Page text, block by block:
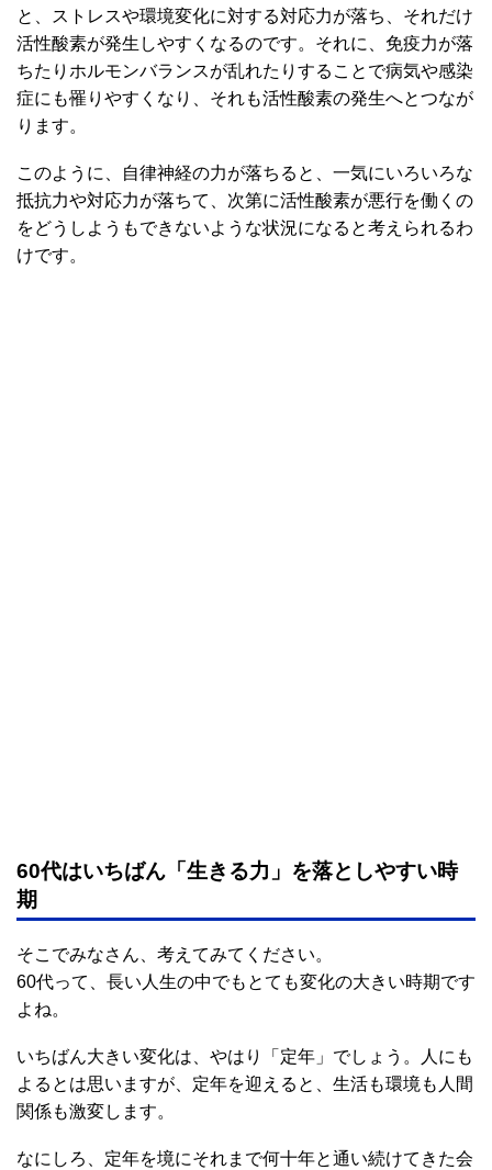
と、ストレスや環境変化に対する対応力が落ち、それだけ
活性酸素が発生しやすくなるのです。それに、免疫力が落
ちたりホルモンバランスが乱れたりすることで病気や感染
症にも罹りやすくなり、それも活性酸素の発生へとつなが
ります。
このように、自律神経の力が落ちると、一気にいろいろな
抵抗力や対応力が落ちて、次第に活性酸素が悪行を働くの
をどうしようもできないような状況になると考えられるわ
けです。
60代はいちばん「生きる力」を落としやすい時
期
そこでみなさん、考えてみてください。
60代って、長い人生の中でもとても変化の大きい時期です
よね。
いちばん大きい変化は、やはり「定年」でしょう。人にも
よるとは思いますが、定年を迎えると、生活も環境も人間
関係も激変します。
なにしろ、定年を境にそれまで何十年と通い続けてきた会